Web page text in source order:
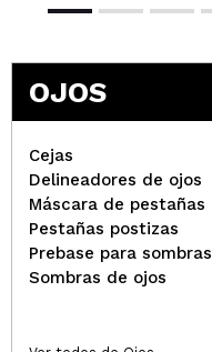
OJOS
Cejas
Delineadores de ojos
Máscara de pestañas
Pestañas postizas
Prebase para sombras
Sombras de ojos